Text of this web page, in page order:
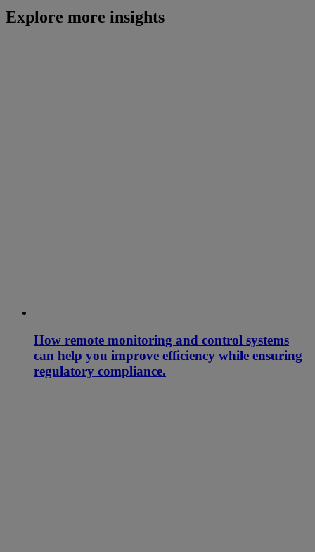
Explore more insights
How remote monitoring and control systems
can help you improve efficiency while ensuring
regulatory compliance.